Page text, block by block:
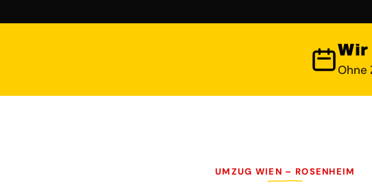
Wir
Ohne
UMZUG WIEN – ROSENHEIM